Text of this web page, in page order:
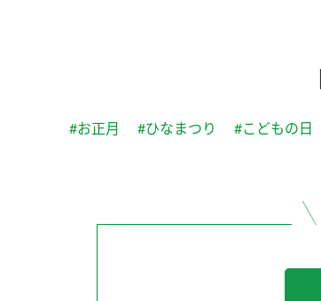
#お正月 #ひなまつり #こどもの日